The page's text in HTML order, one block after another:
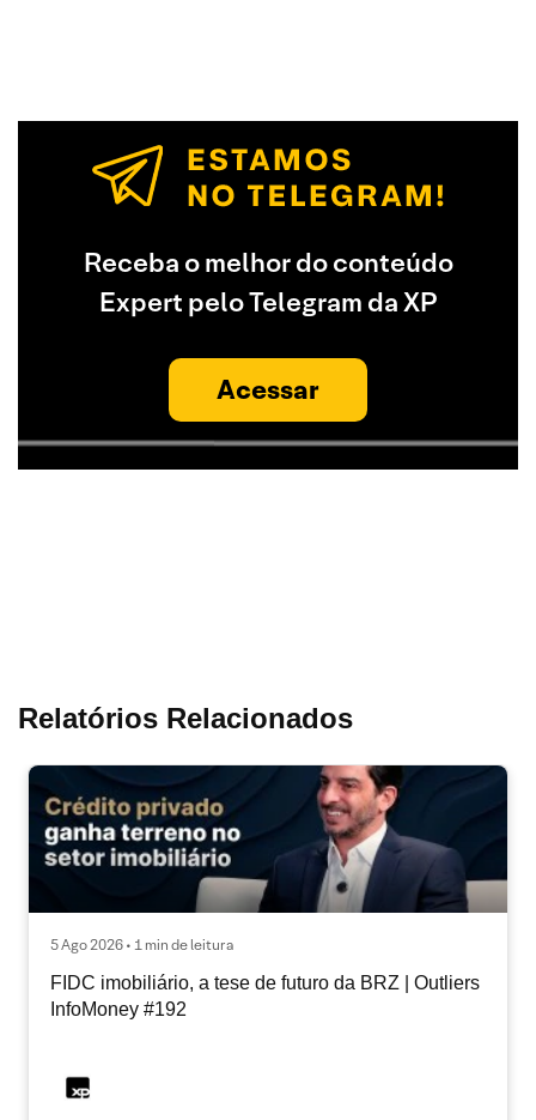
Receba o melhor do conteúdo
Expert pelo Telegram da XP
Acessar
Relatórios Relacionados
5 Ago 2026 • 1 min de leitura
FIDC imobiliário, a tese de futuro da BRZ | Outliers
InfoMoney #192